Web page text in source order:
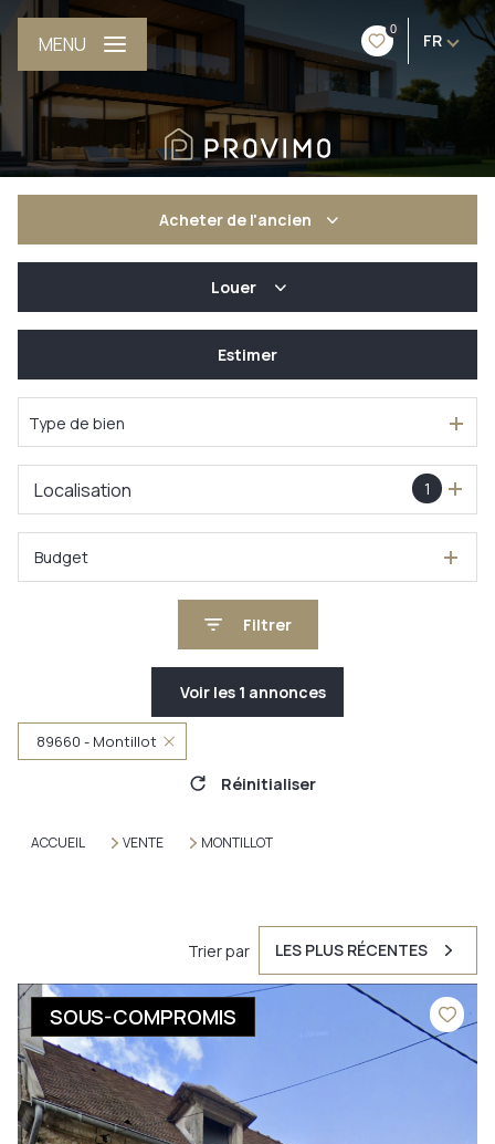
0
FR
MENU
Acheter de l'ancien
De l'immo pro
Louer
De l'immo pro
Estimer
Type de bien
1
Localisation
Budget
Filtrer
Voir les 1 annonces
89660 - Montillot
Réinitialiser
ACCUEIL VENTE MONTILLOT
Trier par LES PLUS RÉCENTES
SOUS-COMPROMIS